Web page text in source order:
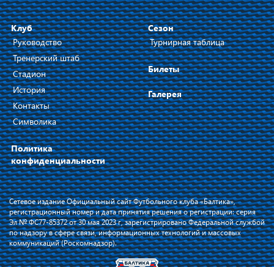
Клуб
Руководство
Тренерский штаб
Стадион
История
Контакты
Символика
Политика
конфиденциальности
Сезон
Турнирная таблица
Билеты
Галерея
Сетевое издание Официальный сайт Футбольного клуба «Балтика»,
регистрационный номер и дата принятия решения о регистрации: серия
Эл № ФС77-85372 от 30 мая 2023 г, зарегистрировано Федеральной службой
по надзору в сфере связи, информационных технологий и массовых
коммуникаций (Роскомнадзор).